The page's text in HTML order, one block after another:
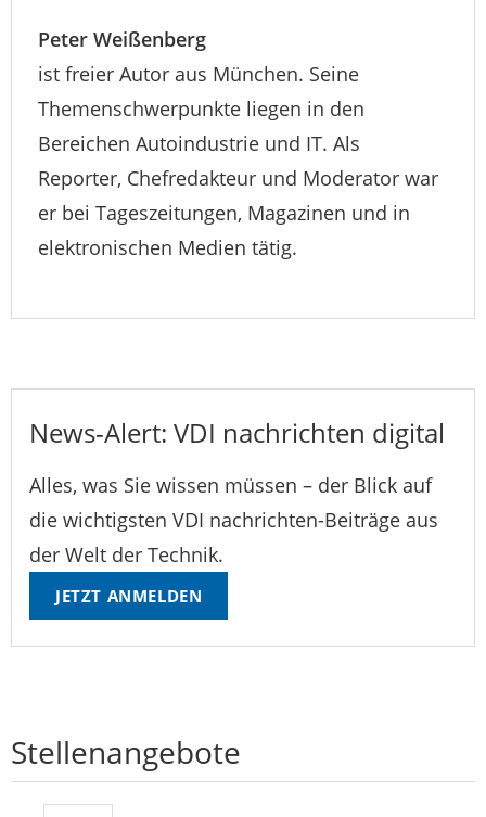
Peter Weißenberg
ist freier Autor aus München. Seine
Themenschwerpunkte liegen in den
Bereichen Autoindustrie und IT. Als
Reporter, Chefredakteur und Moderator war
er bei Tageszeitungen, Magazinen und in
elektronischen Medien tätig.
News-Alert: VDI nachrichten digital
Alles, was Sie wissen müssen – der Blick auf
die wichtigsten VDI nachrichten-Beiträge aus
der Welt der Technik.
JETZT ANMELDEN
Stellenangebote